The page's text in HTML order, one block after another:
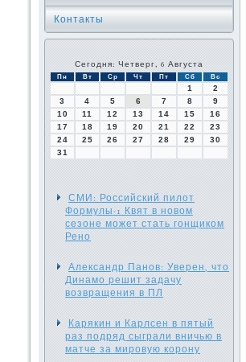
Контакты
Сегодня: Четверг, 6 Августа
Пн Вт Ср Чт Пт Сб Вс
1
2
3
4 5 6 7 8
9
10
11 12 13 14 15
16
17
18 19 20 21 22
23
24
25 26 27 28 29
30
31
СМИ: Российский пилот
Формулы-1 Квят в новом
сезоне может стать гонщиком
Рено
Александр Панов: Уверен, что
Динамо решит задачу
возвращения в ПЛ
Карякин и Карлсен в пятый
раз подряд сыграли вничью в
матче за мировую корону